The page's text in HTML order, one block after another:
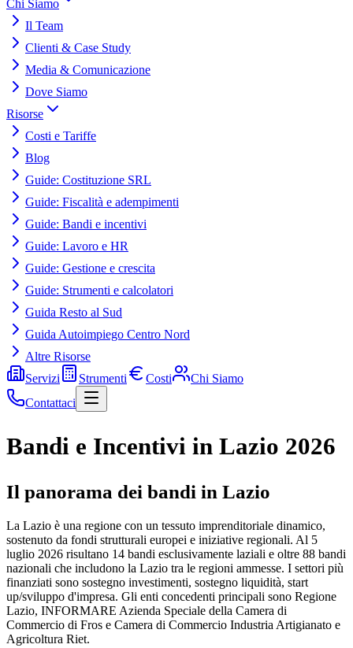
Chi Siamo
Il Team
Clienti & Case Study
Media & Comunicazione
Dove Siamo
Risorse
Costi e Tariffe
Blog
Guide: Costituzione SRL
Guide: Fiscalità e adempimenti
Guide: Bandi e incentivi
Guide: Lavoro e HR
Guide: Gestione e crescita
Guide: Strumenti e calcolatori
Guida Resto al Sud
Guida Autoimpiego Centro Nord
Altre Risorse
Servizi
Strumenti Costi
Chi Siamo
Contattaci
Bandi e Incentivi in Lazio 2026
Il panorama dei bandi in Lazio
La Lazio è una regione con un tessuto imprenditoriale dinamico,
sostenuto da fondi strutturali europei e iniziative regionali. Al 5
luglio 2026 risultano 14 bandi esclusivamente laziali e oltre 88 bandi
nazionali che includono la Lazio tra le regioni ammesse. I settori più
finanziati sono sostegno investimenti, sostegno liquidità, start
up/sviluppo d'impresa. Gli enti concedenti principali sono Regione
Lazio, INFORMARE Azienda Speciale della Camera di
Commercio di Fros e Camera di Commercio Industria Artigianato e
Agricoltura Riet.